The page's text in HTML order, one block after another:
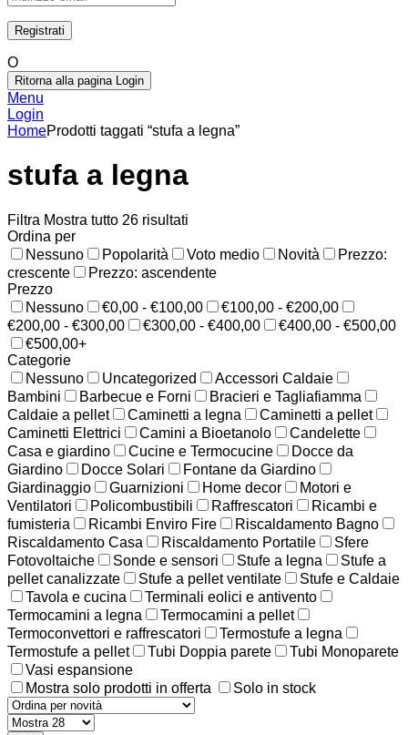
O
Ritorna alla pagina Login
Menu
Login
HomeProdotti taggati “stufa a legna”
stufa a legna
Filtra Mostra tutto 26 risultati
Ordina per
Nessuno
Popolarità Voto medio Novità
Prezzo:
crescente
Prezzo: ascendente
Prezzo
Nessuno
€0,00 - €100,00
€100,00 - €200,00
€200,00 - €300,00
€300,00 - €400,00
€400,00 - €500,00
€500,00+
Categorie
Nessuno
Uncategorized
Accessori Caldaie
Bambini
Barbecue e Forni
Bracieri e Tagliafiamma
Caldaie a pellet
Caminetti a legna
Caminetti a pellet
Caminetti Elettrici
Camini a Bioetanolo
Candelette
Casa e giardino
Cucine e Termocucine
Docce da
Giardino
Docce Solari
Fontane da Giardino
Giardinaggio
Guarnizioni Home decor
Motori e
Ventilatori
Policombustibili Raffrescatori
Ricambi e
fumisteria
Ricambi Enviro Fire
Riscaldamento Bagno
Riscaldamento Casa
Riscaldamento Portatile
Sfere
Fotovoltaiche
Sonde e sensori Stufe a legna
Stufe a
pellet canalizzate
Stufe a pellet ventilate
Stufe e Caldaie
Tavola e cucina
Terminali eolici e antivento
Termocamini a legna
Termocamini a pellet
Termoconvettori e raffrescatori
Termostufe a legna
Termostufe a pellet
Tubi Doppia parete
Tubi Monoparete
Vasi espansione
Mostra solo prodotti in offerta
Solo in stock